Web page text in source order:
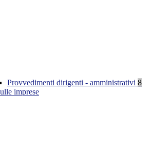
Provvedimenti dirigenti - amministrativi 8
imprese